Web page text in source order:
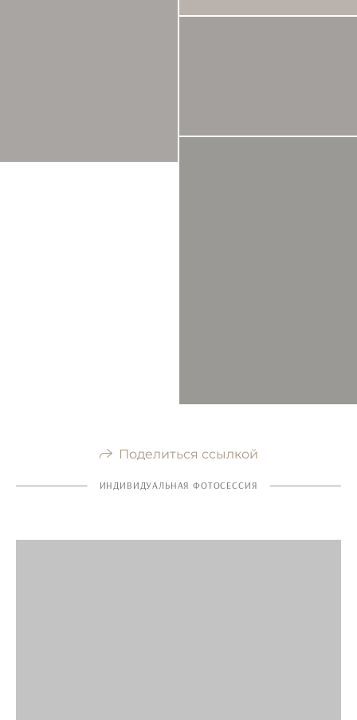
Поделиться ссылкой
ИНДИВИДУАЛЬНАЯ ФОТОСЕССИЯ